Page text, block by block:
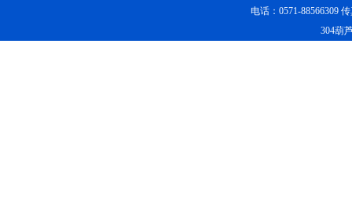
电话：0571-88566309
304葫